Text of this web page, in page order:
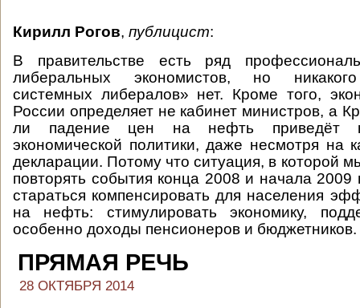
Кирилл Рогов, публицист:
В правительстве есть ряд
либеральных экономистов, но никакого
системных либералов» нет. Кроме того,
России определяет не кабинет министров, а
ли падение цен на нефть приведёт к
экономической политики, даже несмотря на
декларации. Потому что ситуация, в которой
повторять события конца 2008 и начала 2009
стараться компенсировать для населения
на нефть: стимулировать экономику,
особенно доходы пенсионеров и бюджетников.
ПРЯМАЯ РЕЧЬ
28 ОКТЯБРЯ 2014